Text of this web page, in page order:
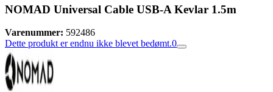
NOMAD Universal Cable USB-A Kevlar 1.5m
Varenummer: 592486
Dette produkt er endnu ikke blevet bedømt.0